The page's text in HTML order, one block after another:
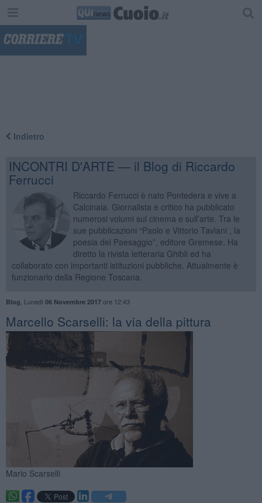
Indietro
INCONTRI D'ARTE — il Blog di Riccardo
Ferrucci
Riccardo Ferrucci è nato Pontedera e vive a
Calcinaia. Giornalista e critico ha pubblicato
numerosi volumi sul cinema e sull’arte. Tra le
sue pubblicazioni “Paolo e Vittorio Taviani , la
poesia del Paesaggio”, editore Gremese. Ha
diretto la rivista letteraria Ghibli ed ha
collaborato con importanti istituzioni pubbliche. Attualmente è
funzionario della Regione Toscana.
Blog Lunedì 06 Novembre 2017ore 12:43
​Marcello Scarselli: la via della pittura
Mario Scarselli